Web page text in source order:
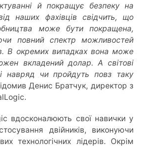
й покращує безпеку на
наших фахівців свідчить, що
може бути покращена,
повний спектр можливостей
В окремих випадках вона може
вкладений долар. А світові
навряд чи пройдуть повз таку
Денис Братчук, директор з
вдосконалюють свої навички у
двійників, виконуючи
технологічних лідерів. Окрім